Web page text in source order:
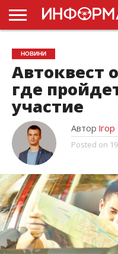
ГОЛОВНА
НОВИНИ
ПДР
УКРАЇНИ
РЕКЛАМА
ПРОЕКТЫ
НОВИНИ
Автоквест
где
участие
Автор
Posted on